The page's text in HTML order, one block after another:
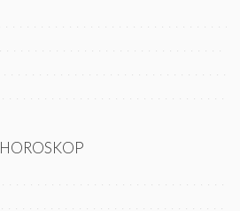
HOROSKOP